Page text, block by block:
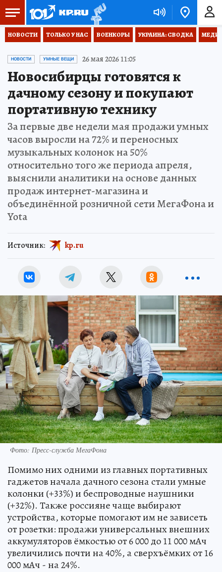
НОВОСТИ ТОЛЬКО У НАС ВОЕНКОРЫ УКРАИНА: СВОДКА
НОВОСТИ УМНЫЕ ВЕЩИ 26 мая 2026 11:05
Новосибирцы готовятся к
дачному сезону и покупают
портативную технику
За первые две недели мая продажи умных
часов выросли на 72% и переносных
музыкальных колонок на 50%
относительно того же периода апреля,
выяснили аналитики на основе данных
продаж интернет-магазина и
объединённой розничной сети МегаФона и
Yota
Источник: kp.ru
Фото: Пресс-служба МегаФона
Помимо них одними из главных портативных
гаджетов начала дачного сезона стали умные
колонки (+33%) и беспроводные наушники
(+32%). Также россияне чаще выбирают
устройства, которые помогают им не зависеть
от розетки: продажи универсальных внешних
аккумуляторов ёмкостью от 6 000 до 11 000 мАч
увеличились почти на 40%, а сверхъёмких от 16
000 мАч - на 24%.